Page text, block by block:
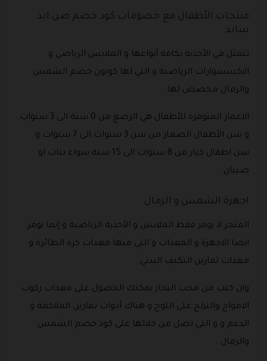
منتجات الأطفال مع خصومات كود خصم صن اند
ساند
تتمثل في الأحذية بكافة أنواعها و الملابس الرياضي و
الاكسسوارات الرياضية و التي لها كوبون خصم الشمس
والرمال مخصص لها .
الاعمار المتوفره للأطفال هي الرضع من 0 سنة الى 3 سنوات
و سن الأطفال الصغار من سن 3 سنوات الى 7 سنوات و
سن اطفال كبار من 8 سنوات الى 15 سنة سواء بنات او
صبيان .
اجهزة الشمس و الرمال
المتجر لا يوفر فقط الملابس و الأحذية الرياضية و إنما يوفر
ايضا الاجهزة و المعدات و التي منها معدات كرة الطائرة و
معدات تمارين التكيف البدني .
وان كنت من محب البحار يمكنك الحصول على معدات ركوب
الامواج والتزلج على اللوح و هناك أدوات تمارين الملاكمة و
الدعم و و التي تصل من خلالها على كود خصم الشمس
والرمال .